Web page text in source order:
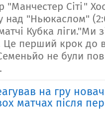
"Манчестер Сіті"
над "Ньюкаслом"
Кубка ліги."Ми
Це перший крок до
не були
на гру
матчах після